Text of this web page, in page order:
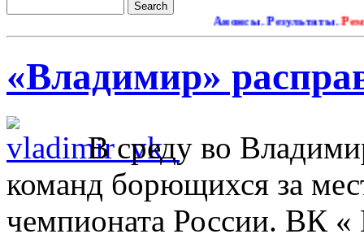
Анонсы. Результаты.Ремонт
«Владимир»
В среду во
команд борющихся за
чемпионата России. ВК